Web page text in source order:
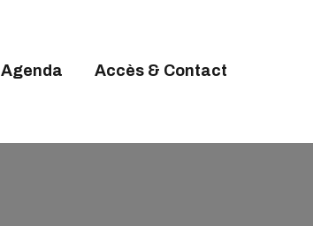
Agenda Accès & Contact